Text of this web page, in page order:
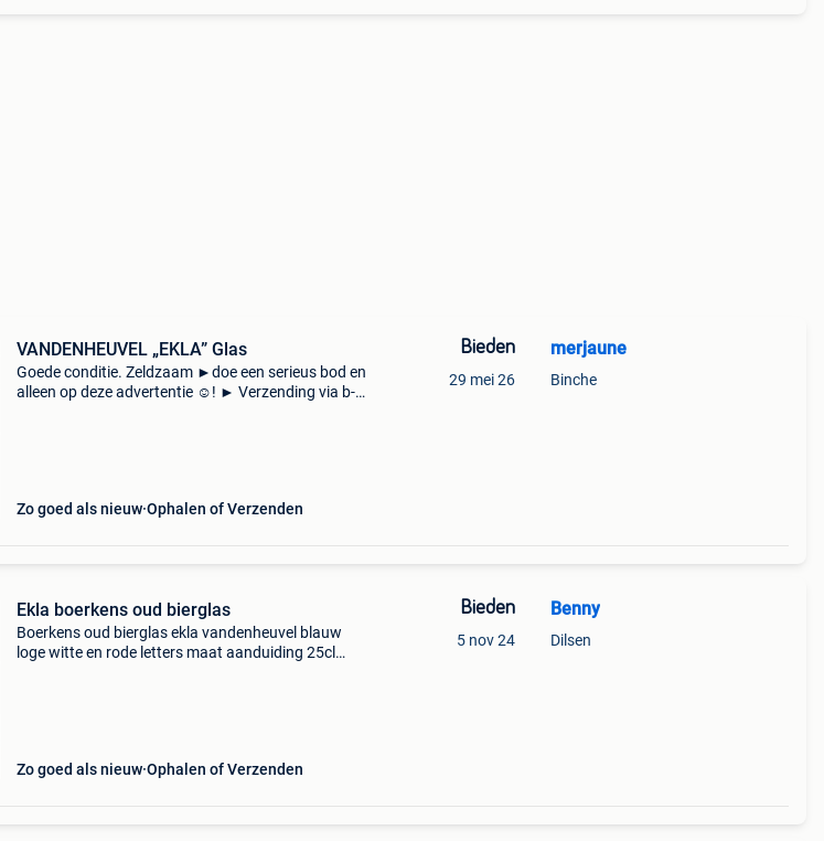
VANDENHEUVEL „EKLA” Glas
Goede conditie. Zeldzaam ►doe een serieus bod en
alleen op deze advertentie ☺! ► Verzending via b-
Zo goed als nieuw Ophalen of Verzenden
Bieden
29 mei 26
merjaune
Binche
Ekla boerkens oud bierglas
Boerkens oud bierglas ekla vandenheuvel blauw
loge witte en rode letters maat aanduiding 25cl
Zo goed als nieuw Ophalen of Verzenden
Bieden
5 nov 24
Benny
Dilsen